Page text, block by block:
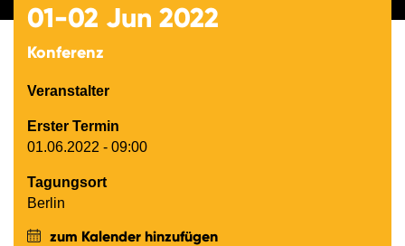
01-02 Jun 2022
Konferenz
Veranstalter
Erster Termin
01.06.2022 - 09:00
Tagungsort
Berlin
zum Kalender hinzufügen